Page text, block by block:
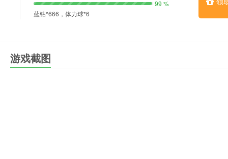
99 %
蓝钻*666，体力球*6
游戏截图